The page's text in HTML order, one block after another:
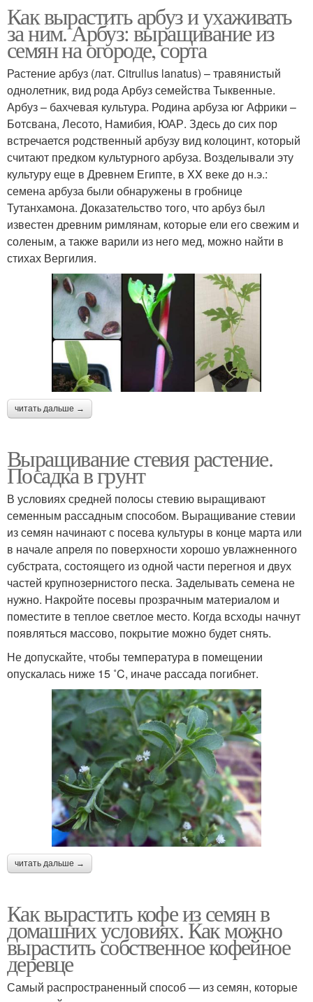
Как вырастить арбуз и ухаживать
за ним. Арбуз: выращивание из
семян на огороде, сорта
Растение арбуз (лат. Citrullus lanatus) – травянистый
однолетник, вид рода Арбуз семейства Тыквенные.
Арбуз – бахчевая культура. Родина арбуза юг Африки –
Ботсвана, Лесото, Намибия, ЮАР. Здесь до сих пор
встречается родственный арбузу вид колоцинт, который
считают предком культурного арбуза. Возделывали эту
культуру еще в Древнем Египте, в XX веке до н.э.:
семена арбуза были обнаружены в гробнице
Тутанхамона. Доказательство того, что арбуз был
известен древним римлянам, которые ели его свежим и
соленым, а также варили из него мед, можно найти в
стихах Вергилия.
читать дальше →
Выращивание стевия растение.
Посадка в грунт
В условиях средней полосы стевию выращивают
семенным рассадным способом. Выращивание стевии
из семян начинают с посева культуры в конце марта или
в начале апреля по поверхности хорошо увлажненного
субстрата, состоящего из одной части перегноя и двух
частей крупнозернистого песка. Заделывать семена не
нужно. Накройте посевы прозрачным материалом и
поместите в теплое светлое место. Когда всходы начнут
появляться массово, покрытие можно будет снять.
Не допускайте, чтобы температура в помещении
опускалась ниже 15 ˚C, иначе рассада погибнет.
читать дальше →
Как вырастить кофе из семян в
домашних условиях. Как можно
вырастить собственное кофейное
деревце
Самый распространенный способ — из семян, которые